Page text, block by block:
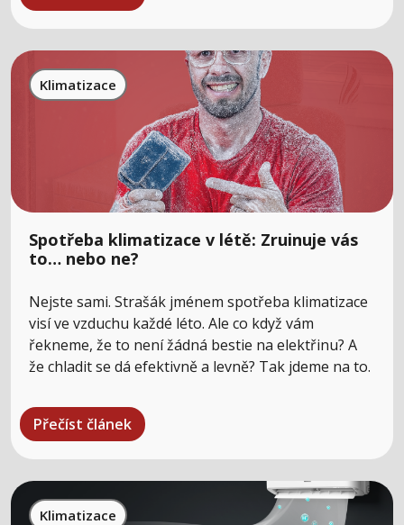
Klimatizace
Spotřeba klimatizace v létě: Zruinuje vás
to… nebo ne?
Nejste sami. Strašák jménem spotřeba klimatizace
visí ve vzduchu každé léto. Ale co když vám
řekneme, že to není žádná bestie na elektřinu? A
že chladit se dá efektivně a levně? Tak jdeme na to.
Přečíst článek
Klimatizace